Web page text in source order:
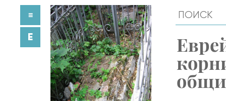
≡
E